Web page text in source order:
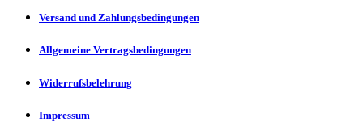
Versand und Zahlungsbedingungen
Allgemeine Vertragsbedingungen
Widerrufsbelehrung
Impressum